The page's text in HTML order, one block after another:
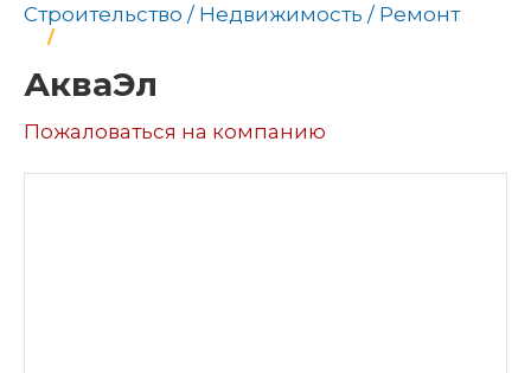
Строительство / Недвижимость / Ремонт
АкваЭл
Пожаловаться на компанию